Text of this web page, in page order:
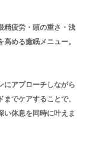
精疲労・頭の重さ・浅
める癒眠メニュー。
にアプローチしながら
でケアすることで、
い休息を同時に叶えま